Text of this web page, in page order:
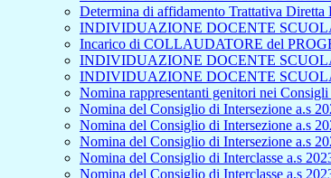
Determina di affidamento Trattativa
INDIVIDUAZIONE DOCENTE
Incarico di COLLAUDATORE del
INDIVIDUAZIONE DOCENTE
INDIVIDUAZIONE DOCENTE
Nomina rappresentanti genitori nei
Nomina del Consiglio di Intersezione a.s
Nomina del Consiglio di Intersezione a.s
Nomina del Consiglio di Intersezione a.s
Nomina del Consiglio di Interclasse a.s
Nomina del Consiglio di Interclasse a.s